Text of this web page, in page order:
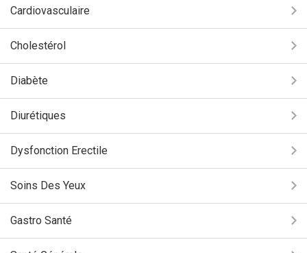
Cardiovasculaire
Cholestérol
Diabète
Diurétiques
Dysfonction Erectile
Soins Des Yeux
Gastro Santé